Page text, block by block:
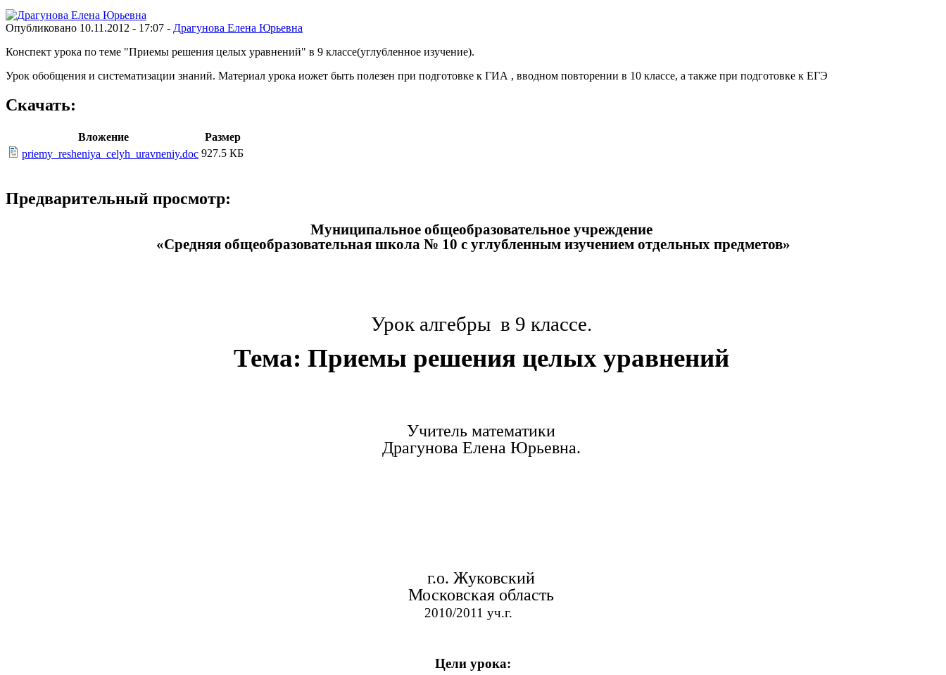
Опубликовано 10.11.2012 - 17:07 - Драгунова Елена Юрьевна
Конспект урока по теме "Приемы решения целых уравнений" в 9 классе(углубленное изучение).
Урок обобщения и систематизации знаний. Материал урока иожет быть полезен при подготовке к ГИА , вводном повторении в 10 классе, а также при подготовке к ЕГЭ
Скачать:
Вложение
Размер
priemy_resheniya_celyh_uravneniy.doc 927.5 КБ
Предварительный просмотр:
Муниципальное общеобразовательное учреждение
«Средняя общеобразовательная школа № 10 с углубленным изучением отдельных предметов»
Урок алгебры в 9 классе.
Тема: Приемы решения целых уравнений
Учитель математики
Драгунова Елена Юрьевна.
г.о. Жуковский
Московская область
2010/2011 уч.г.
Цели урока: